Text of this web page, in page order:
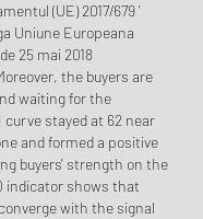
(UE) 2017/679 '
Uniune Europeana
25 mai 2018
the buyers are
waiting for the
curve stayed at 62 near
and formed a positive
buyers' strength on the
indicator shows that
with the signal